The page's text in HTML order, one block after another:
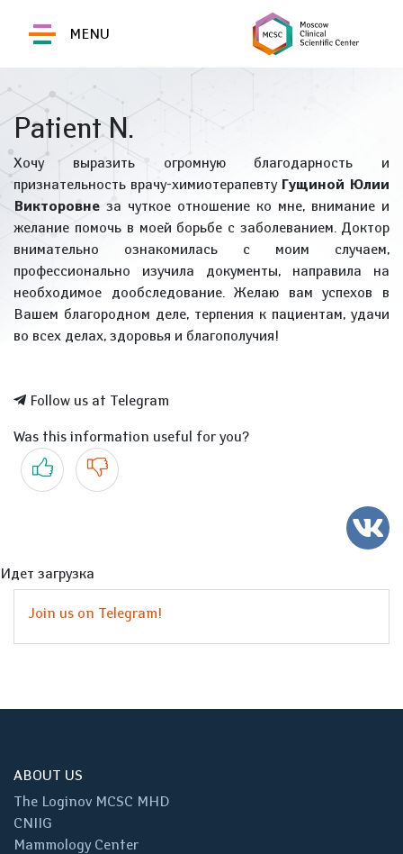
MENU
Patient N.
Хочу выразить огромную благодарность и
признательность врачу-химиотерапевту Гущиной Юлии
Викторовне за чуткое отношение ко мне, внимание и
желание помочь в моей борьбе с заболеванием. Доктор
внимательно ознакомилась с моим случаем,
профессионально изучила документы, направила на
необходимое дообследование. Желаю вам успехов в
Вашем благородном деле, терпения к пациентам, удачи
во всех делах, здоровья и благополучия!
Follow us at Telegram
Was this information useful for you?
Yes No
Идет загрузка
Join us on Telegram!
ABOUT US
The Loginov MCSC MHD
CNIIG
Mammology Center